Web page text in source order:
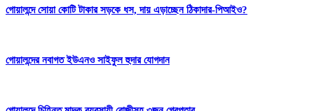
গোয়ালন্দে সোয়া কোটি টাকার সড়কে ধস, দায় এড়াচ্ছেন ঠিকাদার-পিআইও?
গোয়ালন্দের নবাগত ইউএনও সাইফুল হুদার যোগদান